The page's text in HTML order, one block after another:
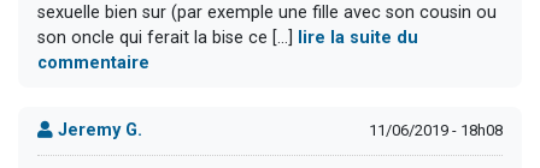
sexuelle bien sur (par exemple une fille avec son cousin ou
son oncle qui ferait la bise ce [...]
lire la suite du
commentaire
Jeremy G. 11/06/2019 - 18h08